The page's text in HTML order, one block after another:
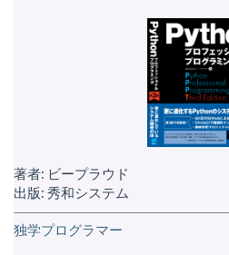
著者: ビープラウド
出版: 秀和システム
独学プログラマー